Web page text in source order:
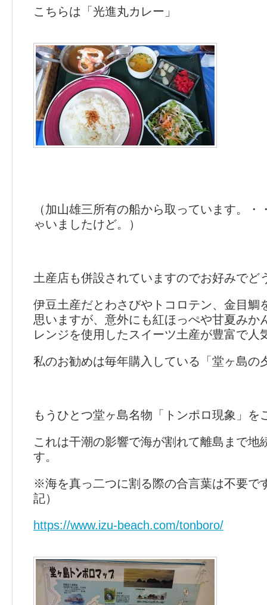
こちらは「光進丸カレー」
（加山雄三所有の船から取っています。・
ゃいましたけど。）
土産店も併設されていますのでお好みでど
伊豆土産だとわさびやトコロテン、金目鯛
思いますが、意外にも紅ほっぺや甘夏みか
レンジを使用したスイーツ土産が豊富で人
私のお勧めは毎年購入している「堂ヶ島の
もうひとつ堂ヶ島名物「トンポロ現象」を
これは干潮の影響で海が割れて離島まで地
す。
※海を真っ二つに割る際の合言葉は不要で
記）
https://www.izu-beach.com/tonboro/